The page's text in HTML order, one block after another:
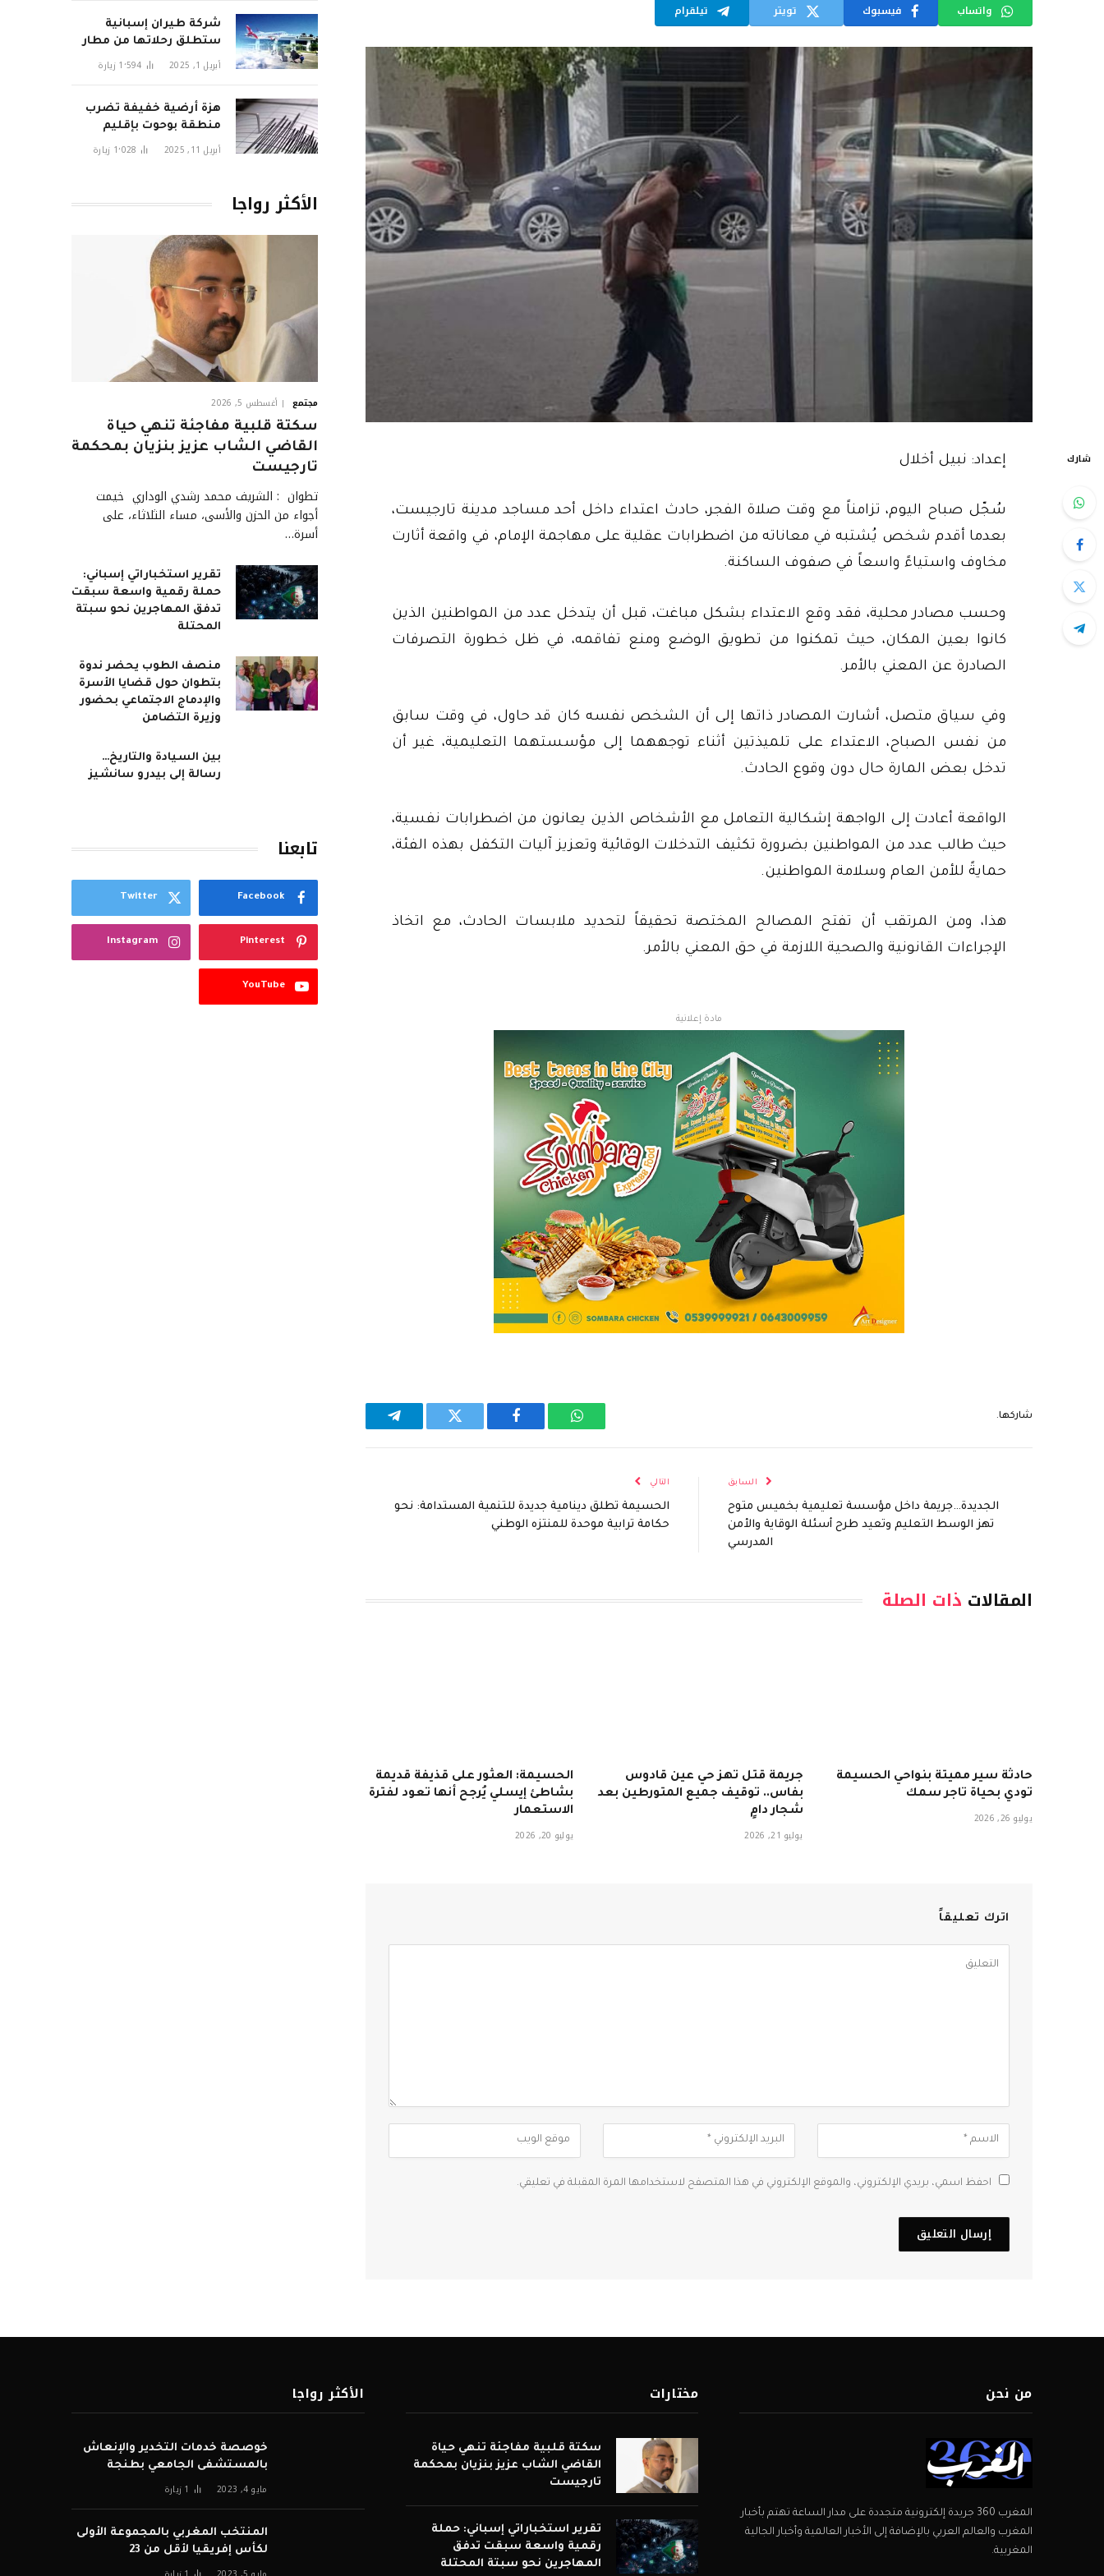
واتساب فيسبوك تويتر تيلقرام
شارك إعداد: نبيل أخلال
سُجّل صباح اليوم، تزامناً مع وقت صلاة الفجر، حادث اعتداء داخل أحد مساجد مدينة تارجيست،
بعدما أقدم شخص يُشتبه في معاناته من اضطرابات عقلية على مهاجمة الإمام، في واقعة أثارت
مخاوف واستياءً واسعاً في صفوف الساكنة.
وحسب مصادر محلية، فقد وقع الاعتداء بشكل مباغت، قبل أن يتدخل عدد من المواطنين الذين
كانوا بعين المكان، حيث تمكنوا من تطويق الوضع ومنع تفاقمه، في ظل خطورة التصرفات
الصادرة عن المعني بالأمر.
وفي سياق متصل، أشارت المصادر ذاتها إلى أن الشخص نفسه كان قد حاول، في وقت سابق
من نفس الصباح، الاعتداء على تلميذتين أثناء توجههما إلى مؤسستهما التعليمية، غير أن
تدخل بعض المارة حال دون وقوع الحادث.
الواقعة أعادت إلى الواجهة إشكالية التعامل مع الأشخاص الذين يعانون من اضطرابات نفسية،
حيث طالب عدد من المواطنين بضرورة تكثيف التدخلات الوقائية وتعزيز آليات التكفل بهذه الفئة،
حمايةً للأمن العام وسلامة المواطنين.
هذا، ومن المرتقب أن تفتح المصالح المختصة تحقيقاً لتحديد ملابسات الحادث، مع اتخاذ
الإجراءات القانونية والصحية اللازمة في حق المعني بالأمر.
مادة إعلانية
شاركها.
واتساب فيسبوك تويتر تيلقرام
السابق
الجديدة…جريمة داخل مؤسسة تعليمية بخميس متوح
تهز الوسط التعليم وتعيد طرح أسئلة الوقاية والأمن
المدرسي
التالي
الحسيمة تطلق دينامية جديدة للتنمية المستدامة: نحو
حكامة ترابية موحدة للمنتزه الوطني
المقالات ذات الصلة
حادثة سير مميتة بنواحي الحسيمة
تودي بحياة تاجر سمك
يوليو 26, 2026
جريمة قتل تهز حي عين قادوس
بفاس.. توقيف جميع المتورطين بعد
شجار دامٍ
يوليو 21, 2026
الحسيمة: العثور على قذيفة قديمة
بشاطئ إيسلي يُرجح أنها تعود لفترة
الاستعمار
يوليو 20, 2026
اترك تعليقاً
احفظ اسمي، بريدي الإلكتروني، والموقع الإلكتروني في هذا المتصفح لاستخدامها المرة المقبلة في تعليقي.
شركة طيران إسبانية
ستطلق رحلاتها من مطار
تطوان سانية الرمل قريبا
أبريل 1, 2025 1٬594 زيارة
هزة أرضية خفيفة تضرب
منطقة بوحوت بإقليم
الحسيمة وتثير قلق
أبريل 11, 2025 1٬028 زيارة
الأكثر رواجا
مجتمع
أغسطس 5, 2026
سكتة قلبية مفاجئة تنهي حياة
القاضي الشاب عزيز بنزيان بمحكمة
تارجيست
تطوان : الشريف محمد رشدي الوداري خيمت
أجواء من الحزن والأسى، مساء الثلاثاء، على
أسرة…
تقرير استخباراتي إسباني:
حملة رقمية واسعة سبقت
تدفق المهاجرين نحو سبتة
المحتلة
منصف الطوب يحضر ندوة
بتطوان حول قضايا الأسرة
والإدماج الاجتماعي بحضور
وزيرة التضامن
بين السيادة والتاريخ…
رسالة إلى بيدرو سانشيز
تابعنا
Facebook
Twitter
Pinterest
Instagram
YouTube
من نحن
المغرب 360 جريدة إلكترونية متجددة على مدار الساعة تهتم بأخبار
المغرب والعالم العربي بالإضافة إلى الأخبار العالمية وأخبار الجالية
المغربية.
مختارات
سكتة قلبية مفاجئة تنهي حياة
القاضي الشاب عزيز بنزيان بمحكمة
تارجيست
تقرير استخباراتي إسباني: حملة
رقمية واسعة سبقت تدفق
المهاجرين نحو سبتة المحتلة
الأكثر رواجا
خوصصة خدمات التخدير والإنعاش
بالمستشفى الجامعي بطنجة
مايو 4, 2023 1 زيارة
المنتخب المغربي بالمجموعة الأولى
لكأس إفريقيا لأقل من 23